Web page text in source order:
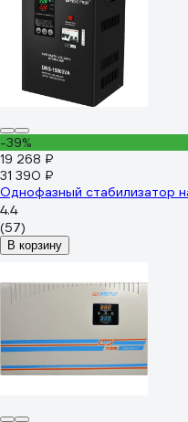
-39%
19 268 ₽
31 390 ₽
Однофазный стабилизатор
4.4
(57)
В корзину